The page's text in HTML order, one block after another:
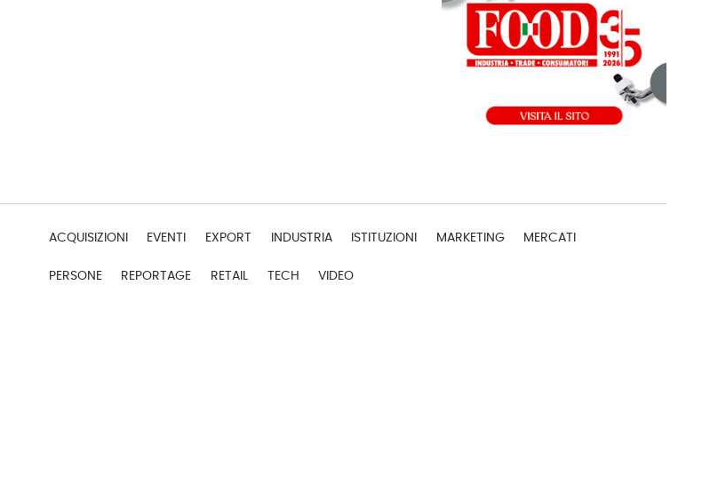
ACQUISIZIONI EVENTI EXPORT INDUSTRIA ISTITUZIONI MARKETING MERCATI
PERSONE REPORTAGE RETAIL TECH VIDEO